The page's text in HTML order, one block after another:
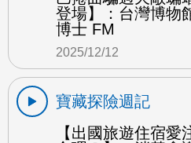
登場】：台灣博物
博士 FM
2025/12/12
寶藏探險週記
【出國旅遊住宿